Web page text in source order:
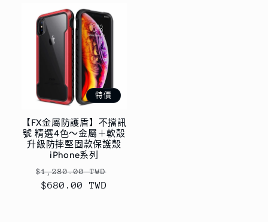
特價
【FX金屬防護盾】不擋訊
號 精選4色～金屬＋軟殼
升級防摔堅固款保護殼
iPhone系列
定
價
$1,280.00 TWD
$680.00 TWD